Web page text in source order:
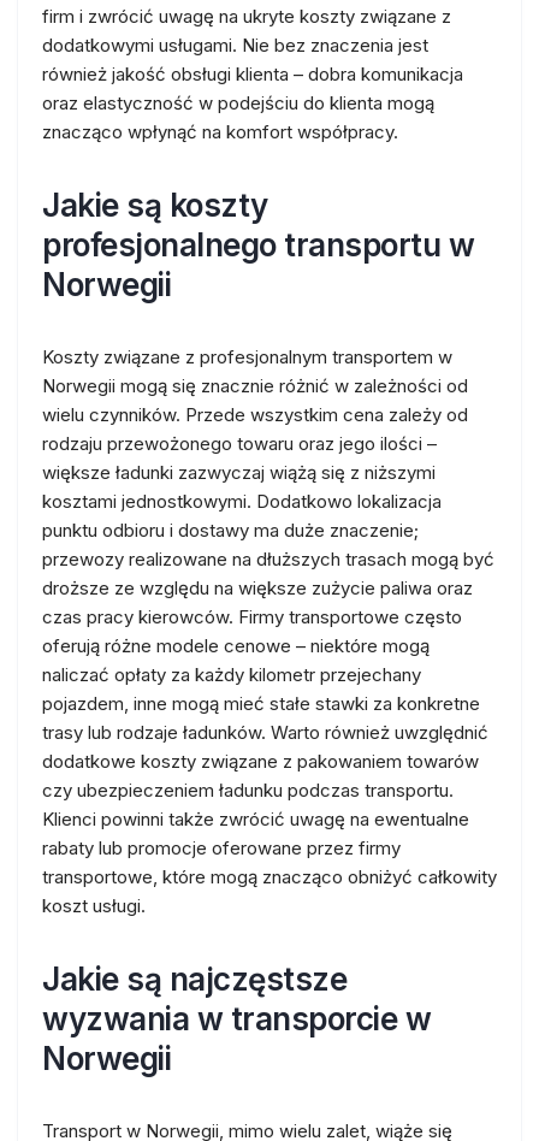
firm i zwrócić uwagę na ukryte koszty związane z
dodatkowymi usługami. Nie bez znaczenia jest
również jakość obsługi klienta – dobra komunikacja
oraz elastyczność w podejściu do klienta mogą
znacząco wpłynąć na komfort współpracy.
Jakie są koszty
profesjonalnego transportu w
Norwegii
Koszty związane z profesjonalnym transportem w
Norwegii mogą się znacznie różnić w zależności od
wielu czynników. Przede wszystkim cena zależy od
rodzaju przewożonego towaru oraz jego ilości –
większe ładunki zazwyczaj wiążą się z niższymi
kosztami jednostkowymi. Dodatkowo lokalizacja
punktu odbioru i dostawy ma duże znaczenie;
przewozy realizowane na dłuższych trasach mogą być
droższe ze względu na większe zużycie paliwa oraz
czas pracy kierowców. Firmy transportowe często
oferują różne modele cenowe – niektóre mogą
naliczać opłaty za każdy kilometr przejechany
pojazdem, inne mogą mieć stałe stawki za konkretne
trasy lub rodzaje ładunków. Warto również uwzględnić
dodatkowe koszty związane z pakowaniem towarów
czy ubezpieczeniem ładunku podczas transportu.
Klienci powinni także zwrócić uwagę na ewentualne
rabaty lub promocje oferowane przez firmy
transportowe, które mogą znacząco obniżyć całkowity
koszt usługi.
Jakie są najczęstsze
wyzwania w transporcie w
Norwegii
Transport w Norwegii, mimo wielu zalet, wiąże się